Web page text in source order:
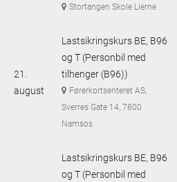
Stortangen Skole Lierne
21.
august
Lastsikringskurs BE, B96
og T (Personbil med
tilhenger (B96))
Førerkortsenteret AS,
Sverres Gate 14, 7800
Namsos
Lastsikringskurs BE, B96
og T (Personbil med